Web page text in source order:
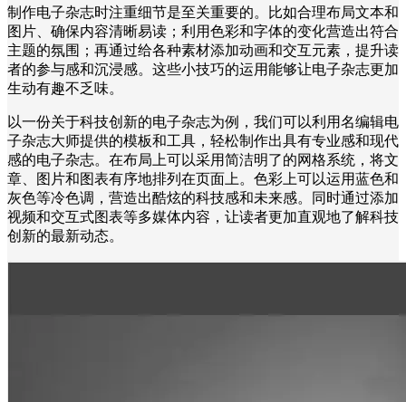
制作电子杂志时注重细节是至关重要的。比如合理布局文本和
图片、确保内容清晰易读；利用色彩和字体的变化营造出符合
主题的氛围；再通过给各种素材添加动画和交互元素，提升读
者的参与感和沉浸感。这些小技巧的运用能够让电子杂志更加
生动有趣不乏味。
以一份关于科技创新的电子杂志为例，我们可以利用名编辑电
子杂志大师提供的模板和工具，轻松制作出具有专业感和现代
感的电子杂志。在布局上可以采用简洁明了的网格系统，将文
章、图片和图表有序地排列在页面上。色彩上可以运用蓝色和
灰色等冷色调，营造出酷炫的科技感和未来感。同时通过添加
视频和交互式图表等多媒体内容，让读者更加直观地了解科技
创新的最新动态。